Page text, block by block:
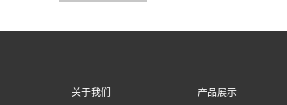
关于我们 产品展示